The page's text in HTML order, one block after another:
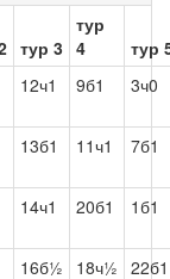
тур 3
тур
4
тур
12ч1 9б1 3ч0
13б1 11ч1 7б1
14ч1 20б1 1б1
16б½ 18ч½ 22б1